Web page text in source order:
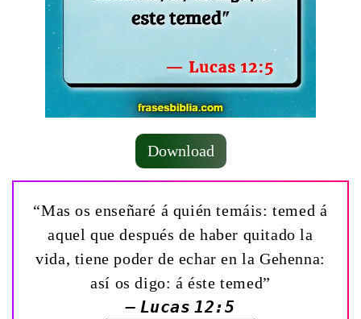
Download
“Mas os enseñaré á quién temáis: temed á
aquel que después de haber quitado la
vida, tiene poder de echar en la Gehenna:
así os digo: á éste temed”
— Lucas 12:5